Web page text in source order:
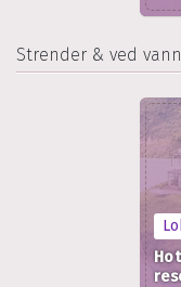
Strender & ved